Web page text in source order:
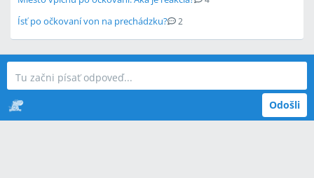
Ísť po očkovaní von na prechádzku? 2
Odošli